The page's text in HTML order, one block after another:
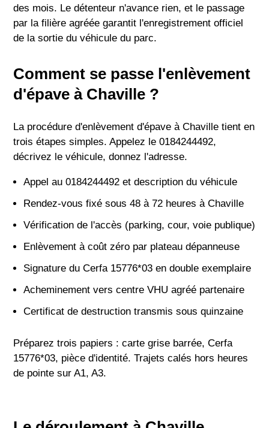
des mois. Le détenteur n'avance rien, et le passage
par la filière agréée garantit l'enregistrement officiel
de la sortie du véhicule du parc.
Comment se passe l'enlèvement
d'épave à Chaville ?
La procédure d'enlèvement d'épave à Chaville tient en
trois étapes simples. Appelez le 0184244492,
décrivez le véhicule, donnez l'adresse.
Appel au 0184244492 et description du véhicule
Rendez-vous fixé sous 48 à 72 heures à Chaville
Vérification de l'accès (parking, cour, voie publique)
Enlèvement à coût zéro par plateau dépanneuse
Signature du Cerfa 15776*03 en double exemplaire
Acheminement vers centre VHU agréé partenaire
Certificat de destruction transmis sous quinzaine
Préparez trois papiers : carte grise barrée, Cerfa
15776*03, pièce d'identité. Trajets calés hors heures
de pointe sur A1, A3.